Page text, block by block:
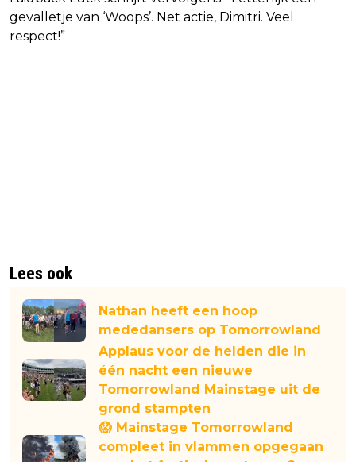
gevalletje van ‘Woops’. Net actie, Dimitri. Veel
respect!”
Lees ook
Nathan heeft een hoop
mededansers op Tomorrowland
Applaus voor de helden die in
één nacht een nieuwe
Tomorrowland Mainstage uit de
grond stampten
😱 Mainstage Tomorrowland
compleet in vlammen opgegaan